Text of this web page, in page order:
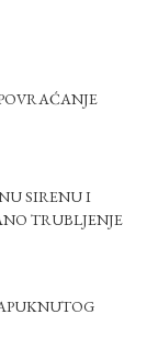
SIRENU I
TRUBLJENJE